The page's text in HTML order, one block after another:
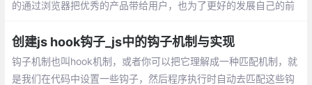
的通过浏览器把优秀的产品带给用户，也为了更好的发展自己的前
面这期间浏览器是如何进行工作的
创建js hook钩子_js中的钩子机制与实现
钩子机制也叫hook机制，或者你可以把它理解成一种匹配机制，就
是我们在代码中设置一些钩子，然后程序执行时自动去匹配这些钩